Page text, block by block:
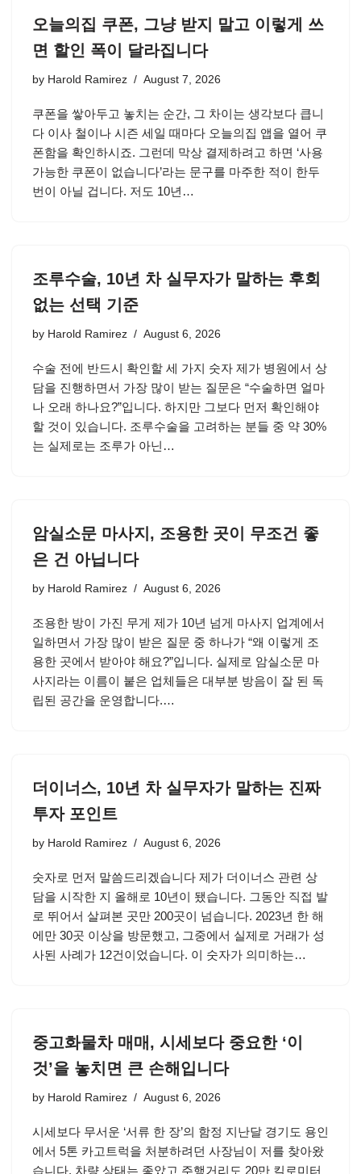
오늘의집 쿠폰, 그냥 받지 말고 이렇게 쓰
면 할인 폭이 달라집니다
by Harold Ramirez August 7, 2026
쿠폰을 쌓아두고 놓치는 순간, 그 차이는 생각보다 큽니
다 이사 철이나 시즌 세일 때마다 오늘의집 앱을 열어 쿠
폰함을 확인하시죠. 그런데 막상 결제하려고 하면 ‘사용
가능한 쿠폰이 없습니다’라는 문구를 마주한 적이 한두
번이 아닐 겁니다. 저도 10년…
조루수술, 10년 차 실무자가 말하는 후회
없는 선택 기준
by Harold Ramirez August 6, 2026
수술 전에 반드시 확인할 세 가지 숫자 제가 병원에서 상
담을 진행하면서 가장 많이 받는 질문은 “수술하면 얼마
나 오래 하나요?”입니다. 하지만 그보다 먼저 확인해야
할 것이 있습니다. 조루수술을 고려하는 분들 중 약 30%
는 실제로는 조루가 아닌…
암실소문 마사지, 조용한 곳이 무조건 좋
은 건 아닙니다
by Harold Ramirez August 6, 2026
조용한 방이 가진 무게 제가 10년 넘게 마사지 업계에서
일하면서 가장 많이 받은 질문 중 하나가 “왜 이렇게 조
용한 곳에서 받아야 해요?”입니다. 실제로 암실소문 마
사지라는 이름이 붙은 업체들은 대부분 방음이 잘 된 독
립된 공간을 운영합니다.…
더이너스, 10년 차 실무자가 말하는 진짜
투자 포인트
by Harold Ramirez August 6, 2026
숫자로 먼저 말씀드리겠습니다 제가 더이너스 관련 상
담을 시작한 지 올해로 10년이 됐습니다. 그동안 직접 발
로 뛰어서 살펴본 곳만 200곳이 넘습니다. 2023년 한 해
에만 30곳 이상을 방문했고, 그중에서 실제로 거래가 성
사된 사례가 12건이었습니다. 이 숫자가 의미하는…
중고화물차 매매, 시세보다 중요한 ‘이
것’을 놓치면 큰 손해입니다
by Harold Ramirez August 6, 2026
시세보다 무서운 ‘서류 한 장’의 함정 지난달 경기도 용인
에서 5톤 카고트럭을 처분하려던 사장님이 저를 찾아왔
습니다. 차량 상태는 좋았고 주행거리도 20만 킬로미터